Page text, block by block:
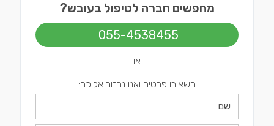
מחפשים חברה לטיפול בעובש?
055-4538455
או
השאירו פרטים ואנו נחזור אליכם: